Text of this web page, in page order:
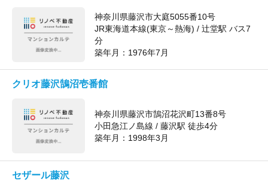
神奈川県藤沢市大庭5055番10号
JR東海道本線(東京～熱海) / 辻堂駅 バス7
分
築年月： 1976年7月
クリオ藤沢鵠沼壱番館
神奈川県藤沢市鵠沼花沢町13番8号
小田急江ノ島線 / 藤沢駅 徒歩4分
築年月： 1998年3月
セザール藤沢